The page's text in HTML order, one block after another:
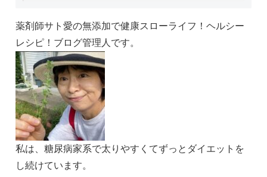
薬剤師サト愛の無添加で健康スローライフ！ヘルシー
レシピ！ブログ管理人です。
私は、糖尿病家系で太りやすくてずっとダイエットを
し続けています。